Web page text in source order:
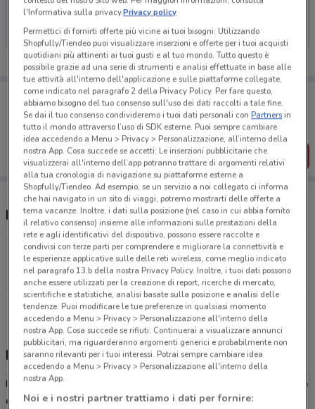
volantini nella tua zona. Riprova più tardi.
Porta DoveConviene sempre con te!
Puoi trovare le migliori offerte dei negozi vicino a te,
salvarle e creare la tua lista del risparmio, comodamente
dal tuo cellulare.
SCARICA L’APP
Negozi Brico Casa a Bari
Viale Francesco de Blasio, 1 Bari
4.9 km
CHIUSO
Tutti i negozi Brico Casa
Brico Casa, offerte e negozi
I due negoziBrico Casa
sono specializzati nel settore del bricolage
e della ferramenta.Brico Casaoffre migliaia di prodotti che si
l'Informativa sulla privacy.Privacy policy
Permettici di fornirti offerte più vicine ai tuoi bisogni: Utilizzando
Shopfully/Tiendeo puoi visualizzare inserzioni e offerte per i tuoi acquisti
quotidiani più attinenti ai tuoi gusti e al tuo mondo. Tutto questo è
possibile grazie ad una serie di strumenti e analisi effettuate in base alle
tue attività all'interno dell'applicazione e sulle piattaforme collegate,
come indicato nel paragrafo 2 della Privacy Policy. Per fare questo,
abbiamo bisogno del tuo consenso sull'uso dei dati raccolti a tale fine.
Se dai il tuo consenso condivideremo i tuoi dati personali conPartnersin
tutto il mondo attraverso l’uso di SDK esterne. Puoi sempre cambiare
idea accedendo a Menu > Privacy > Personalizzazione, all’interno della
nostra App. Cosa succede se accetti: Le inserzioni pubblicitarie che
visualizzerai all'interno dell’app potranno trattare di argomenti relativi
alla tua cronologia di navigazione su piattaforme esterne a
Shopfully/Tiendeo. Ad esempio, se un servizio a noi collegato ci informa
che hai navigato in un sito di viaggi, potremo mostrarti delle offerte a
tema vacanze. Inoltre, i dati sulla posizione (nel caso in cui abbia fornito
il relativo consenso) insieme alle informazioni sulle prestazioni della
rete e agli identificativi del dispositivo, possono essere raccolte e
condivisi con terze parti per comprendere e migliorare la connettività e
le esperienze applicative sulle delle reti wireless, come meglio indicato
nel paragrafo 13.b della nostra Privacy Policy. Inoltre, i tuoi dati possono
anche essere utilizzati per la creazione di report, ricerche di mercato,
scientifiche e statistiche, analisi basate sulla posizione e analisi delle
tendenze. Puoi modificare le tue preferenze in qualsiasi momento
accedendo a Menu > Privacy > Personalizzazione all'interno della
nostra App. Cosa succede se rifiuti: Continuerai a visualizzare annunci
pubblicitari, ma riguarderanno argomenti generici e probabilmente non
saranno rilevanti per i tuoi interessi. Potrai sempre cambiare idea
accedendo a Menu > Privacy > Personalizzazione all'interno della
nostra App.
Noi e i nostri partner trattiamo i dati per fornire: